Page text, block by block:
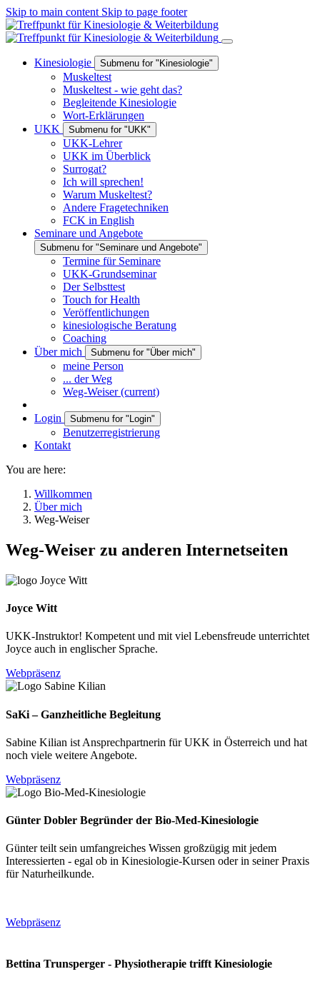
Skip to main content Skip to page footer
Kinesiologie Submenu for "Kinesiologie"
Muskeltest
Muskeltest - wie geht das?
Begleitende Kinesiologie
Wort-Erklärungen
UKK
Submenu for "UKK"
UKK-Lehrer
UKK im Überblick
Surrogat?
Ich will sprechen!
Warum Muskeltest?
Andere Fragetechniken
FCK in English
Seminare und Angebote
Submenu for "Seminare und Angebote"
Termine für Seminare
UKK-Grundseminar
Der Selbsttest
Touch for Health
Veröffentlichungen
kinesiologische Beratung
Coaching
Über mich
Submenu for "Über mich"
meine Person
... der Weg
Weg-Weiser(current)
Login Submenu for "Login"
Benutzerregistrierung
Kontakt
You are here:
Willkommen
Über mich
Weg-Weiser
Weg-Weiser zu anderen Internetseiten
Joyce Witt
UKK-Instruktor! Kompetent und mit viel Lebensfreude unterrichtet
Joyce auch in englischer Sprache.
Webpräsenz
SaKi – Ganzheitliche Begleitung
Sabine Kilian ist Ansprechpartnerin für UKK in Österreich und hat
noch viele weitere Angebote.
Webpräsenz
Günter Dobler Begründer der Bio-Med-Kinesiologie
Günter teilt sein umfangreiches Wissen großzügig mit jedem
Interessierten - egal ob in Kinesiologie-Kursen oder in seiner Praxis
für Naturheilkunde.
Webpräsenz
Bettina Trunsperger - Physiotherapie trifft Kinesiologie